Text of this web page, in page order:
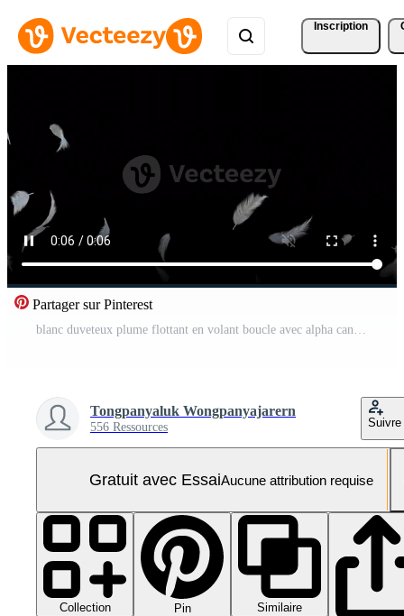
Inscription
Partager sur Pinterest
blanc duveteux plume flottant en volant boucle avec alpha canal Vidéo Pro
Tongpanyaluk Wongpanyajarern
556 Ressources Suivre
Gratuit avec EssaiAucune attribution requise
Collection Pin
Similaire